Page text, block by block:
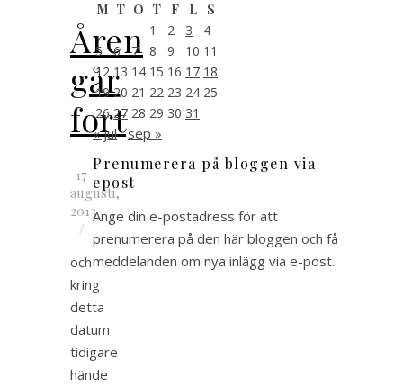
Åren
går
fort
17
augusti,
2013
/
och
kring
detta
datum
tidigare
hände
M T O T F L
S
1
2 3
4
5
6 7 8 9 10 11
12 13 14 15 16 17 18
19 20 21 22 23 24 25
26 27 28 29 30 31
« jul sep »
Prenumerera på bloggen via
epost
Ange din e-postadress för att
prenumerera på den här bloggen och få
meddelanden om nya inlägg via e-post.